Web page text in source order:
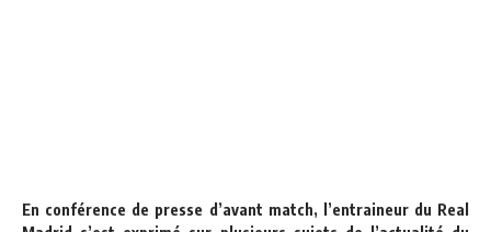
En conférence de presse d’avant match, l’entraineur du Real